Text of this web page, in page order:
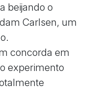
beijando o
Carlsen, um
concorda em
experimento